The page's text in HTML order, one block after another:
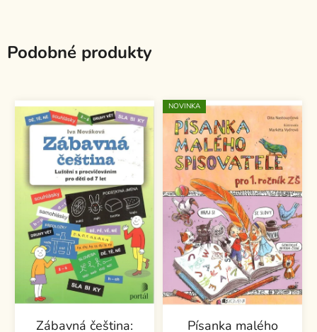
Podobné produkty
Zábavná čeština:
NOVINKA
Písanka malého